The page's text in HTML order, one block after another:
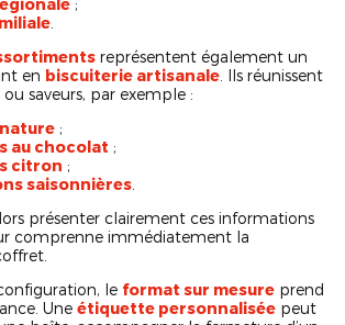
;
représentent également un
en biscuiterie artisanale . Ils réunissent
saveurs, par exemple :
;
au chocolat ;
citron ;
saisonnières
présenter clairement ces informations
comprenne immédiatement la
le format sur mesure prend
Une étiquette personnalisée peut